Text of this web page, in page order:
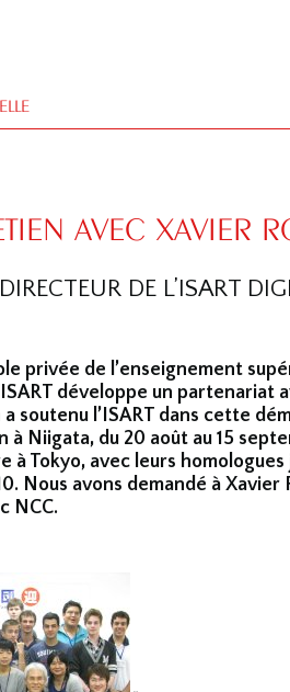
AVEC XAVIER
DIRECTEUR DE L’ISART
privée de l’enseignement
développe un
soutenu l’ISART dans cette
à Niigata, du 20 août au 15
à Tokyo, avec leurs
Nous avons demandé à
NCC.